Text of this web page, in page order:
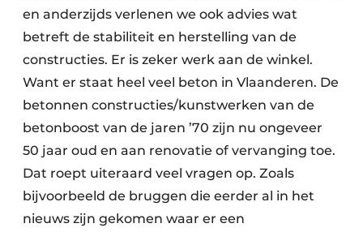
en anderzijds verlenen we ook advies wat
betreft de stabiliteit en herstelling van de
constructies. Er is zeker werk aan de winkel.
Want er staat heel veel beton in Vlaanderen. De
betonnen constructies/kunstwerken van de
betonboost van de jaren ’70 zijn nu ongeveer
50 jaar oud en aan renovatie of vervanging toe.
Dat roept uiteraard veel vragen op. Zoals
bijvoorbeeld de bruggen die eerder al in het
nieuws zijn gekomen waar er een